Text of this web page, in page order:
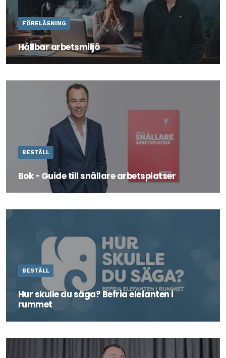
FÖRELÄSNING
Hållbar arbetsmiljö
du verktyg till att göra den hållbar.
BESTÄLL
Bok - Guide till snällare arbetsplatser
Köp boken - Guide till snällare arbetsplatser - av Marcus
BESTÄLL
Hur skulle du säga? Befria elefanten i
rummet
alla ser i en grupp, men som man undviker att prata om.
Detta sällskapsspel hjälper er att befria elefanterna på